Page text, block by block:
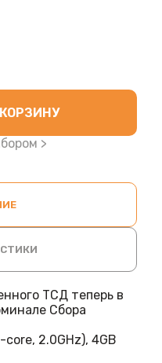
>
ТСД теперь в
Сбора
2.0GHz), 4GB